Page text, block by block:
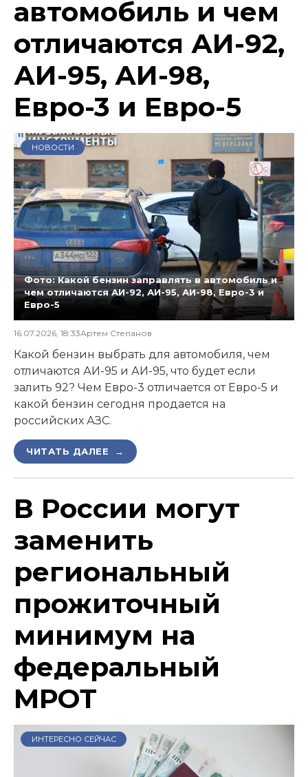
автомобиль и чем
отличаются АИ-92,
АИ-95, АИ-98,
Евро-3 и Евро-5
НОВОСТИ
Фото: Какой бензин заправлять в автомобиль и
чем отличаются АИ-92, АИ-95, АИ-98, Евро-3 и
Евро-5
16.07.2026, 18:33Артем Степанов
Какой бензин выбрать для автомобиля, чем
отличаются АИ-95 и АИ-95, что будет если
залить 92? Чем Евро-3 отличается от Евро-5 и
какой бензин сегодня продается на
российских АЗС.
ЧИТАТЬ ДАЛЕЕ →
В России могут
заменить
региональный
прожиточный
минимум на
федеральный
МРОТ
ИНТЕРЕСНО СЕЙЧАС